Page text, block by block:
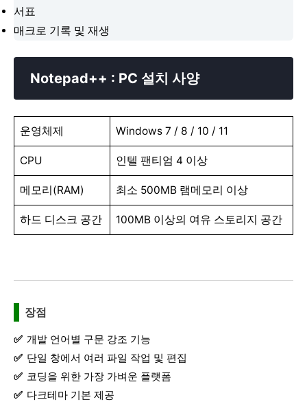
서표
매크로 기록 및 재생
Notepad++ : PC 설치 사양
운영체제 Windows 7 / 8 / 10 / 11
CPU 인텔 팬티엄 4 이상
메모리(RAM) 최소 500MB 램메모리 이상
하드 디스크 공간 100MB 이상의 여유 스토리지 공간
장점
개발 언어별 구문 강조 기능
단일 창에서 여러 파일 작업 및 편집
코딩을 위한 가장 가벼운 플랫폼
다크테마 기본 제공